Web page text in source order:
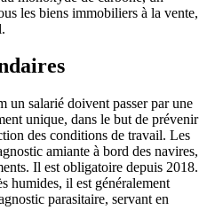
les biens immobiliers à la vente,
un salarié doivent passer par une
unique, dans le but de prévenir
des conditions de travail. Les
amiante à bord des navires,
Il est obligatoire depuis 2018.
humides, il est généralement
parasitaire, servant en